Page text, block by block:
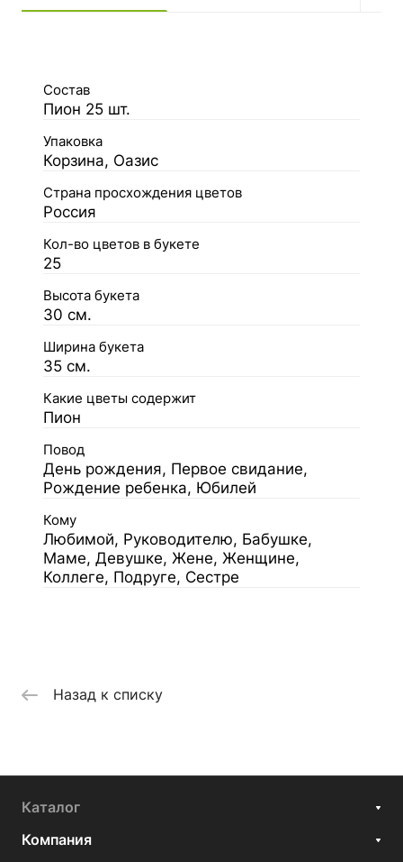
Состав
Пион 25 шт.
Упаковка
Корзина, Оазис
Страна просхождения цветов
Россия
Кол-во цветов в букете
25
Высота букета
30 см.
Ширина букета
35 см.
Какие цветы содержит
Пион
Повод
День рождения, Первое свидание,
Рождение ребенка, Юбилей
Кому
Любимой, Руководителю, Бабушке,
Маме, Девушке, Жене, Женщине,
Коллеге, Подруге, Сестре
Назад к списку
Каталог
Компания